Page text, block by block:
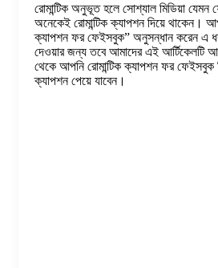
রোমান্টিক অনুভূত হলে সোশ্যাল মিডিয়া যেমন
অনেকেই রোমান্টিক ক্যাপশন দিয়ে থাকেন।
ক্যাপশন ফর ফেইসবুক” অনুসন্ধান করেন এ
দেওয়ার জন্য তবে আমাদের এই আর্টিকেলটি
থেকে আপনি রোমান্টিক ক্যাপশন ফর ফেইসবুক
ক্যাপশন পেয়ে যাবেন।